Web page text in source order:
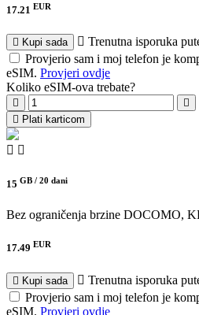
17.21 EUR
Kupi sada
Trenutna isporuka
Provjerio sam i moj telefon je
eSIM. Provjeri ovdje
Koliko eSIM-ova trebate?
Plati karticom
15 GB / 20 dani
Bez ograničenja brzine DOCOMO,
17.49 EUR
Kupi sada
Trenutna isporuka
Provjerio sam i moj telefon je
eSIM. Provjeri ovdje